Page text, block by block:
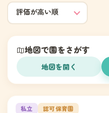
地図で園をさがす
地図を開く
1私立 認可保育園